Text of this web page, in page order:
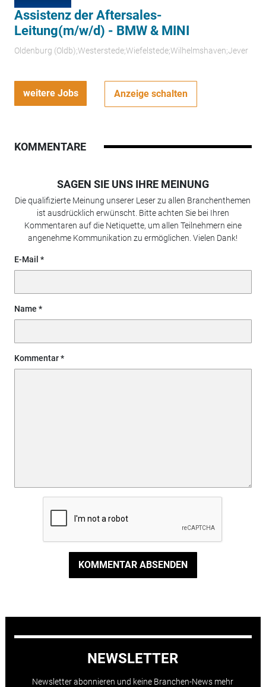
Assistenz der Aftersales-
Leitung(m/w/d) - BMW & MINI
Oldenburg (Oldb);Westerstede;Wiefelstede;Wilhelmshaven;Jever
weitere Jobs Anzeige schalten
KOMMENTARE
SAGEN SIE UNS IHRE MEINUNG
Die qualifizierte Meinung unserer Leser zu allen Branchenthemen
ist ausdrücklich erwünscht. Bitte achten Sie bei Ihren
Kommentaren auf die Netiquette, um allen Teilnehmern eine
angenehme Kommunikation zu ermöglichen. Vielen Dank!
E-Mail
Name
Kommentar
KOMMENTAR ABSENDEN
NEWSLETTER
Newsletter abonnieren und keine Branchen-News mehr